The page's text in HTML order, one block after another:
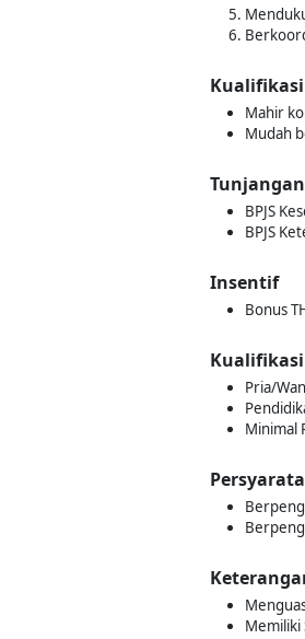
Mahir
Mudah
BPJS
BPJS
Insentif
Bonus
Pria/
Minimal
Memiliki